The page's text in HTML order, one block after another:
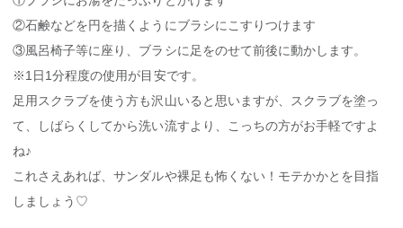
②石鹸などを円を描くようにブラシにこすりつけます
③風呂椅子等に座り、ブラシに足をのせて前後に動かします。
※1日1分程度の使用が目安です。
足用スクラブを使う方も沢山いると思いますが、スクラブを塗っ
て、しばらくしてから洗い流すより、こっちの方がお手軽ですよ
ね♪
これさえあれば、サンダルや裸足も怖くない！モテかかとを目指
しましょう♡